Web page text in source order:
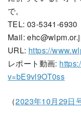
で。
TEL: 03-5341-6930
Mail:
URL: https://
レポート動画:
v=bE9vl9OT0ss
（2023年10月29日